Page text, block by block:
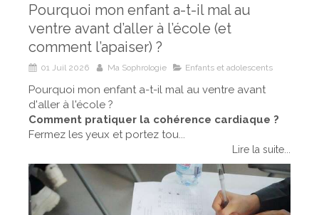
Pourquoi mon enfant a-t-il mal au
ventre avant d’aller à l’école (et
comment l’apaiser) ?
01 Juil 2026 Ma Sophrologie Enfants et adolescents
Pourquoi mon enfant a-t-il mal au ventre avant
d'aller à l'école ?
Comment pratiquer la cohérence cardiaque ?
Fermez les yeux et portez tou...
Lire la suite...